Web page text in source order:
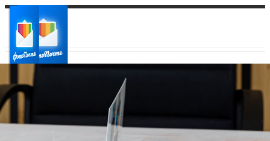
Ваш регион доставки